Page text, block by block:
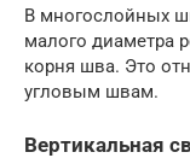
В многослойных
малого диаметра
корня шва. Это
угловым швам.
Вертикальная